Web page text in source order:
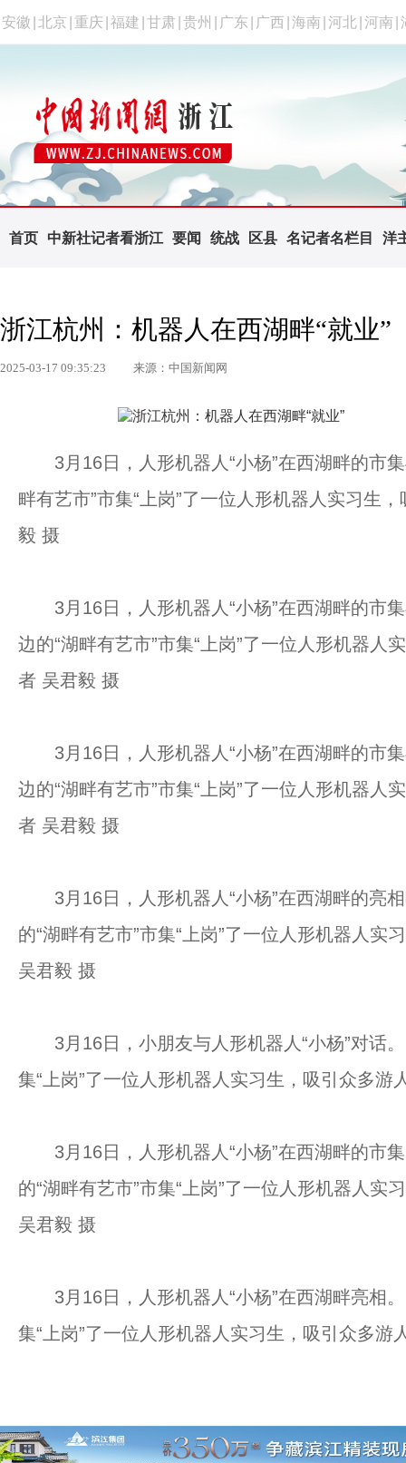
安徽 北京 重庆 福建 甘肃 贵州 广东 广西 海南 河北 河南
首页 中新社记者看浙江 要闻 统战 区县 名记者名栏目 洋
浙江杭州：机器人在西湖畔“就业”
2025-03-17 09:35:23 来源：中国新闻网
3月16日，人形机器人“小杨”在西湖畔的市集
畔有艺市”市集“上岗”了一位人形机器人实习生
毅 摄
3月16日，人形机器人“小杨”在西湖畔的市
边的“湖畔有艺市”市集“上岗”了一位人形机器人
者 吴君毅 摄
3月16日，人形机器人“小杨”在西湖畔的市
边的“湖畔有艺市”市集“上岗”了一位人形机器人
者 吴君毅 摄
3月16日，人形机器人“小杨”在西湖畔的亮
的“湖畔有艺市”市集“上岗”了一位人形机器人实
吴君毅 摄
3月16日，小朋友与人形机器人“小杨”对话。
集“上岗”了一位人形机器人实习生，吸引众多
3月16日，人形机器人“小杨”在西湖畔的市
的“湖畔有艺市”市集“上岗”了一位人形机器人实
吴君毅 摄
3月16日，人形机器人“小杨”在西湖畔亮相。
集“上岗”了一位人形机器人实习生，吸引众多